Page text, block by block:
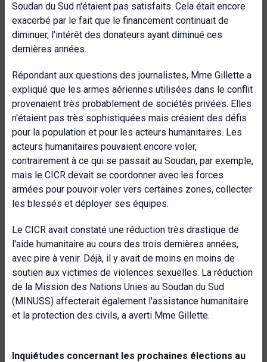
Soudan du Sud n'étaient pas satisfaits. Cela était encore
exacerbé par le fait que le financement continuait de
diminuer, l'intérêt des donateurs ayant diminué ces
dernières années.
Répondant aux questions des journalistes, Mme Gillette a
expliqué que les armes aériennes utilisées dans le conflit
provenaient très probablement de sociétés privées. Elles
n'étaient pas très sophistiquées mais créaient des défis
pour la population et pour les acteurs humanitaires. Les
acteurs humanitaires pouvaient encore voler,
contrairement à ce qui se passait au Soudan, par exemple,
mais le CICR devait se coordonner avec les forces
armées pour pouvoir voler vers certaines zones, collecter
les blessés et déployer ses équipes.
Le CICR avait constaté une réduction très drastique de
l'aide humanitaire au cours des trois dernières années,
avec pire à venir. Déjà, il y avait de moins en moins de
soutien aux victimes de violences sexuelles. La réduction
de la Mission des Nations Unies au Soudan du Sud
(MINUSS) affecterait également l'assistance humanitaire
et la protection des civils, a averti Mme Gillette.
Inquiétudes concernant les prochaines élections au